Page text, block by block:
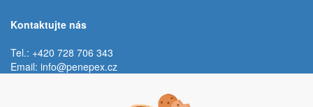
Kontaktujte nás
Tel.: +420 728 706 343
Email: info@penepex.cz
Trávník 2076, 686 03 Staré Město